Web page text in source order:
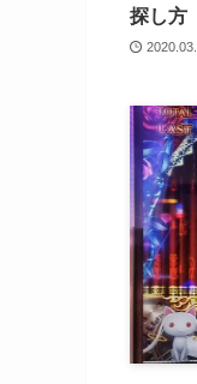
探し方